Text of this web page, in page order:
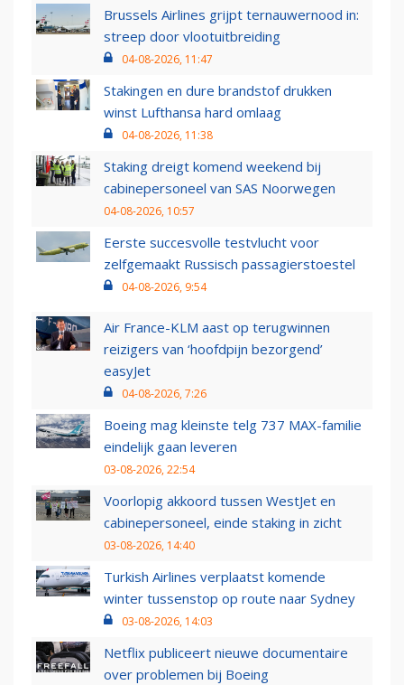
Brussels Airlines grijpt ternauwernood in:
streep door vlootuitbreiding
04-08-2026, 11:47
Stakingen en dure brandstof drukken
winst Lufthansa hard omlaag
04-08-2026, 11:38
Staking dreigt komend weekend bij
cabinepersoneel van SAS Noorwegen
04-08-2026, 10:57
Eerste succesvolle testvlucht voor
zelfgemaakt Russisch passagierstoestel
04-08-2026, 9:54
Air France-KLM aast op terugwinnen
reizigers van ‘hoofdpijn bezorgend’
easyJet
04-08-2026, 7:26
Boeing mag kleinste telg 737 MAX-familie
eindelijk gaan leveren
03-08-2026, 22:54
Voorlopig akkoord tussen WestJet en
cabinepersoneel, einde staking in zicht
03-08-2026, 14:40
Turkish Airlines verplaatst komende
winter tussenstop op route naar Sydney
03-08-2026, 14:03
Netflix publiceert nieuwe documentaire
over problemen bij Boeing